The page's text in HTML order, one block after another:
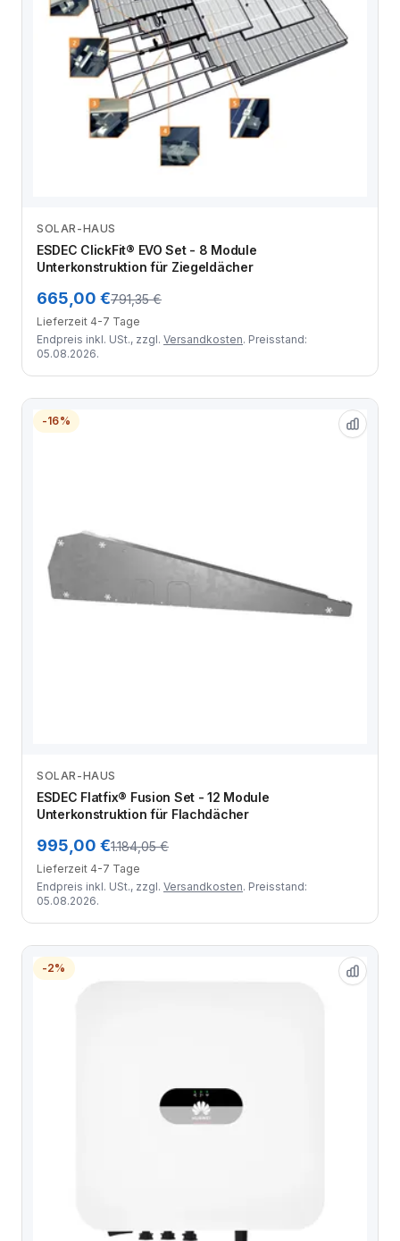
SOLAR-HAUS
ESDEC ClickFit® EVO Set - 8 Module
Unterkonstruktion für Ziegeldächer
665,00 €791,35 €
Lieferzeit 4-7 Tage
Endpreis inkl. USt., zzgl. Versandkosten. Preisstand:
05.08.2026.
-16%
SOLAR-HAUS
ESDEC Flatfix® Fusion Set - 12 Module
Unterkonstruktion für Flachdächer
995,00 €1.184,05 €
Lieferzeit 4-7 Tage
Endpreis inkl. USt., zzgl. Versandkosten. Preisstand:
05.08.2026.
-2%